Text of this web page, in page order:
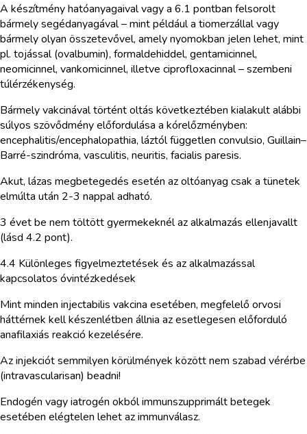
A készítmény hatóanyagaival vagy a 6.1 pontban felsorolt
bármely segédanyagával – mint például a tiomerzállal vagy
bármely olyan összetevővel, amely nyomokban jelen lehet, mint
pl. tojással (ovalbumin), formaldehiddel, gentamicinnel,
neomicinnel, vankomicinnel, illetve ciprofloxacinnal – szembeni
túlérzékenység.
Bármely vakcinával történt oltás következtében kialakult alábbi
súlyos szövődmény előfordulása a kórelőzményben:
encephalitis/encephalopathia, láztól független convulsio, Guillain–
Barré-szindróma, vasculitis, neuritis, facialis paresis.
Akut, lázas megbetegedés esetén az oltóanyag csak a tünetek
elmúlta után 2-3 nappal adható.
3 évet be nem töltött gyermekeknél az alkalmazás ellenjavallt
(lásd 4.2 pont).
4.4 Különleges figyelmeztetések és az alkalmazással
kapcsolatos óvintézkedések
Mint minden injectabilis vakcina esetében, megfelelő orvosi
háttérnek kell készenlétben állnia az esetlegesen előforduló
anafilaxiás reakció kezelésére.
Az injekciót semmilyen körülmények között nem szabad vérérbe
(intravascularisan) beadni!
Endogén vagy iatrogén okból immunszupprimált betegek
esetében elégtelen lehet az immunválasz.